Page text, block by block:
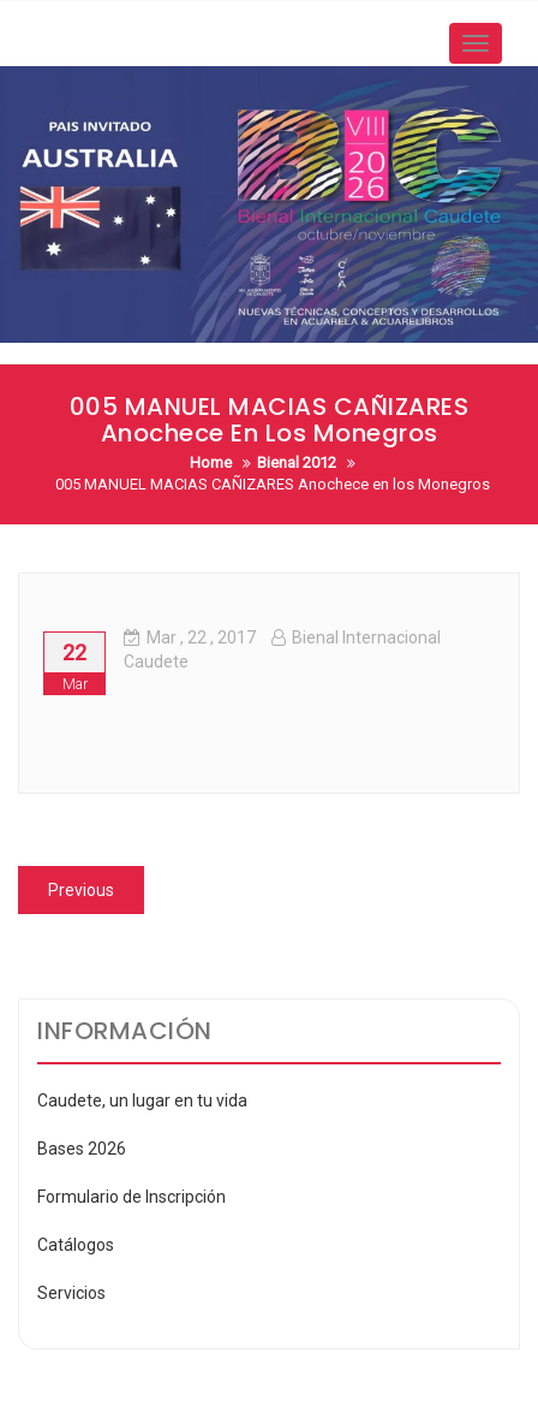
Toggle
005 MANUEL MACIAS CAÑIZARES
Anochece En Los Monegros
Home
Bienal 2012
005 MANUEL MACIAS CAÑIZARES Anochece en los Monegros
22
Mar
Mar , 22 , 2017
Bienal Internacional
Caudete
Navegación
de
Previous
post:
INFORMACIÓN
Caudete, un lugar en tu vida
Bases 2026
Formulario de Inscripción
Catálogos
Servicios